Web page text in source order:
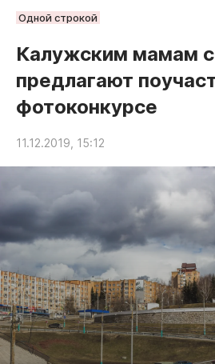
РУБРИКИ
Новости компаний
Статьи
Народные новости
Авто и транспорт
Благоустройство
Культура
Недвижимость и ЖКХ
Образование
Общество
Погода
Праздники
Происшествия
Одной строкой
Калужским мамам
предлагают
фотоконкурсе
11.12.2019, 15:12